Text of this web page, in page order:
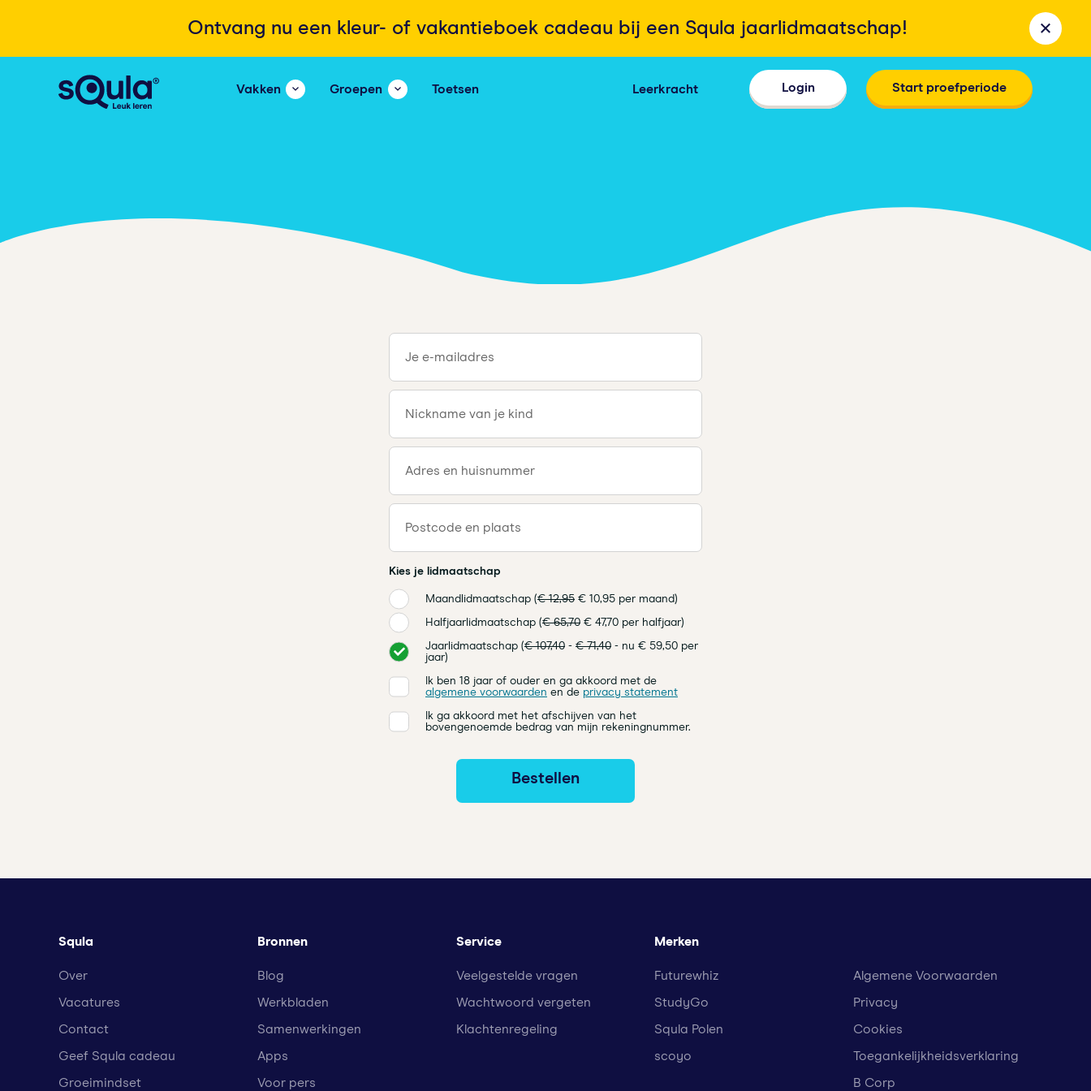
Ontvang nu een kleur- of vakantieboek cadeau bij een Squla jaarlidmaatschap!
Vakken Groepen Toetsen Leerkracht Login Start proefperiode
Je e-mailadres
Nickname van je kind
Adres en huisnummer
Postcode en plaats
Kies je lidmaatschap
Maandlidmaatschap (€ 12,95 € 10,95 per maand)
Halfjaarlidmaatschap (€ 65,70 € 47,70 per halfjaar)
Jaarlidmaatschap (€ 107,40 - € 71,40 - nu € 59,50 per
jaar)
Ik ben 18 jaar of ouder en ga akkoord met de
algemene voorwaarden en de privacy statement
Ik ga akkoord met het afschijven van het
bovengenoemde bedrag van mijn rekeningnummer.
Squla
Over
Vacatures
Contact
Geef Squla cadeau
Groeimindset
Bronnen
Blog
Werkbladen
Samenwerkingen
Apps
Voor pers
Service
Veelgestelde vragen
Wachtwoord vergeten
Klachtenregeling
Merken
Futurewhiz
StudyGo
Squla Polen
scoyo
Algemene Voorwaarden
Privacy
Cookies
Toegankelijkheidsverklaring
B Corp